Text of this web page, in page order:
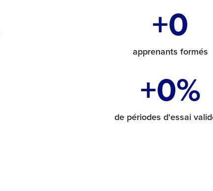
apprenants formés
+0
de périodes d'essai
+0%